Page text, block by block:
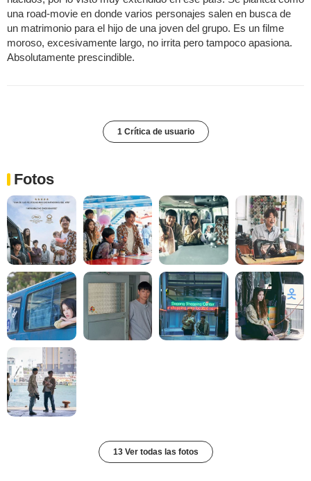
una road-movie en donde varios personajes salen en busca de
un matrimonio para el hijo de una joven del grupo. Es un filme
moroso, excesivamente largo, no irrita pero tampoco apasiona.
Absolutamente prescindible.
1 Crítica de usuario
Fotos
13 Ver todas las fotos